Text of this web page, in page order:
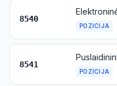
8540
POZICIJA
8541
POZICIJA